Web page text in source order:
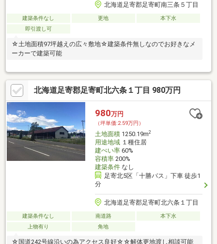
北海道足寄郡足寄町南三条５丁目
建築条件なし 更地
本下水
即引渡し可
☆土地面積97坪越えの広々敷地☆建築条件無しなのでお好きなメ
ーカーで建築可能
北海道足寄郡足寄町北六条１丁目 980万円
980万円
（坪単価:2.59万円）
土地面積1250.19m2
用途地域１種住居
建ぺい率60%
容積率200%
建築条件なし
足寄北5区「十勝バス」下車 徒歩1
分
北海道足寄郡足寄町北六条１丁目
建築条件なし 南道路
本下水
上物有り
角地
☆国道242号線沿いの為アクセス良好☆☆解体更地渡し相談可能